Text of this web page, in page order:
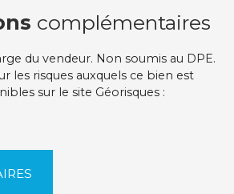
complémentaires
du vendeur. Non soumis au DPE.
les risques auxquels ce bien est
sur le site Géorisques :